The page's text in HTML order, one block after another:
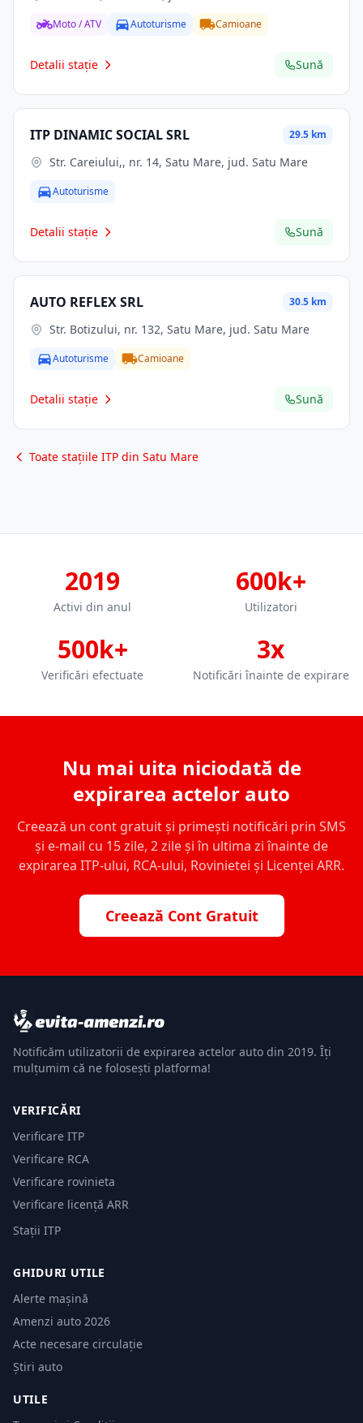
Moto / ATV Autoturisme Camioane
Detalii stație Sună
ITP DINAMIC SOCIAL SRL 29.5 km
Str. Careiului,, nr. 14, Satu Mare, jud. Satu Mare
Autoturisme
Detalii stație Sună
AUTO REFLEX SRL 30.5 km
Str. Botizului, nr. 132, Satu Mare, jud. Satu Mare
Autoturisme Camioane
Detalii stație Sună
Toate stațiile ITP din Satu Mare
2019
Activi din anul
600k+
Utilizatori
500k+
Verificări efectuate
3x
Notificări înainte de expirare
Nu mai uita niciodată de
expirarea actelor auto
Creează un cont gratuit și primești notificări prin SMS
și e-mail cu 15 zile, 2 zile și în ultima zi înainte de
expirarea ITP-ului, RCA-ului, Rovinietei și Licenței ARR.
Creează Cont Gratuit
Notificăm utilizatorii de expirarea actelor auto din 2019. Îți
mulțumim că ne folosești platforma!
VERIFICĂRI
Verificare ITP
Verificare RCA
Verificare rovinieta
Verificare licență ARR
Stații ITP
GHIDURI UTILE
Alerte mașină
Amenzi auto 2026
Acte necesare circulație
Știri auto
UTILE